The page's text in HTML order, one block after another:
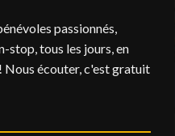
passionnés,
stop, tous les jours, en
Nous écouter, c'est gratuit